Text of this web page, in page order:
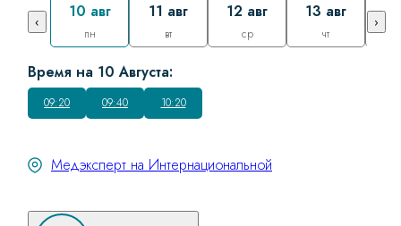
‹ 10 авг
пн
11 авг
вт
12 авг
ср
13 авг
чт
›
Время на 10 Августа:
09:20 09:40 10:20
Медэксперт на Интернациональной